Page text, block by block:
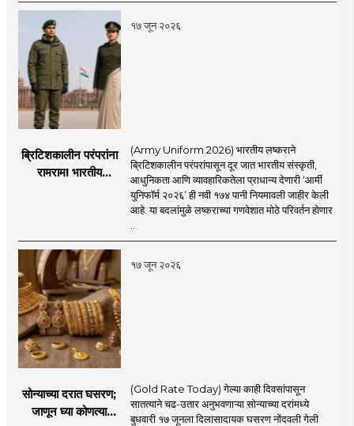
१७ जून २०२६
ब्रिटिशकालीन परंपरांना
रामराम! भारतीय
(Army Uniform 2026) भारतीय लष्कराने
ब्रिटिशकालीन परंपरांपासून दूर जात भारतीय संस्कृती,
आधुनिकता आणि व्यावहारिकतेला प्राधान्य देणारी ‘आर्मी
युनिफॉर्म २०२६’ ही नवी १७४ पानी नियमावली जाहीर केली
आहे. या बदलांमुळे लष्कराच्या गणवेशात मोठे परिवर्तन होणार
१७ जून २०२६
सोन्याच्या दरात घसरण;
जाणून घ्या कोणत्या
(Gold Rate Today) गेल्या काही दिवसांपासून
सातत्याने चढ-उतार अनुभवणाऱ्या सोन्याच्या दरांमध्ये
बुधवारी १७ जूनला दिलासादायक घसरण नोंदवली गेली